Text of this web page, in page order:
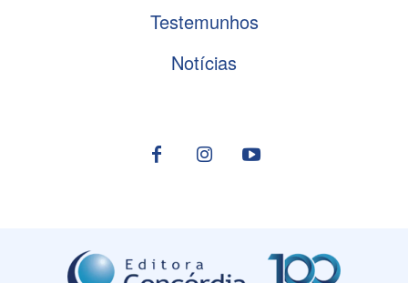
Testemunhos
Notícias